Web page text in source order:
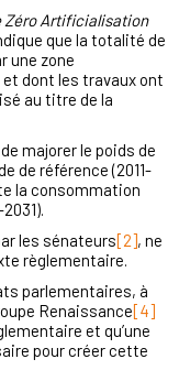
Zéro Artificialisation
que la totalité de
une zone
et dont les travaux ont
au titre de la
majorer le poids de
de référence (2011-
la consommation
les sénateurs[2], ne
règlementaire.
parlementaires, à
Renaissance[4]
et qu’une
pour créer cette